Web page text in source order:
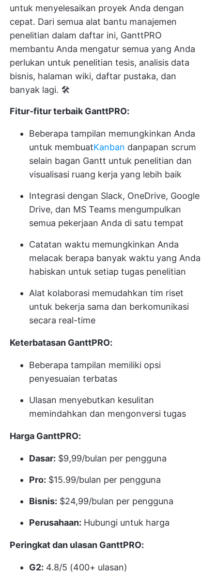
untuk menyelesaikan proyek Anda dengan
cepat. Dari semua alat bantu manajemen
penelitian dalam daftar ini, GanttPRO
membantu Anda mengatur semua yang Anda
perlukan untuk penelitian tesis, analisis data
bisnis, halaman wiki, daftar pustaka, dan
banyak lagi. 🛠️
Fitur-fitur terbaik GanttPRO:
Beberapa tampilan memungkinkan Anda
untuk membuatKanban danpapan scrum
selain bagan Gantt untuk penelitian dan
visualisasi ruang kerja yang lebih baik
Integrasi dengan Slack, OneDrive, Google
Drive, dan MS Teams mengumpulkan
semua pekerjaan Anda di satu tempat
Catatan waktu memungkinkan Anda
melacak berapa banyak waktu yang Anda
habiskan untuk setiap tugas penelitian
Alat kolaborasi memudahkan tim riset
untuk bekerja sama dan berkomunikasi
secara real-time
Keterbatasan GanttPRO:
Beberapa tampilan memiliki opsi
penyesuaian terbatas
Ulasan menyebutkan kesulitan
memindahkan dan mengonversi tugas
Harga GanttPRO:
Dasar: $9,99/bulan per pengguna
Pro: $15.99/bulan per pengguna
Bisnis: $24,99/bulan per pengguna
Perusahaan: Hubungi untuk harga
Peringkat dan ulasan GanttPRO:
G2: 4.8/5 (400+ ulasan)